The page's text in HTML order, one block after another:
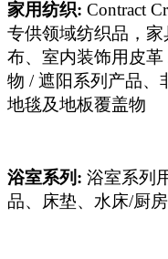
家用纺织: Contract
专供领域纺织品，
布、室内装饰用皮
物 / 遮阳系列产品、
地毯及地板覆盖物
浴室系列: 浴室系列
品、床垫、水床/厨